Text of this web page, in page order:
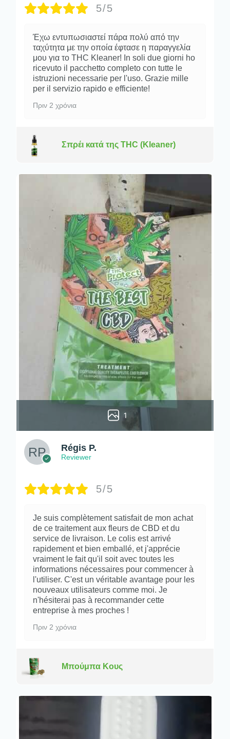
5/5
Έχω εντυπωσιαστεί πάρα πολύ από την
ταχύτητα με την οποία έφτασε η παραγγελία
μου για το THC Kleaner! In soli due giorni ho
ricevuto il pacchetto completo con tutte le
istruzioni necessarie per l'uso. Grazie mille
per il servizio rapido e efficiente!
Πριν 2 χρόνια
Σπρέι κατά της THC (Kleaner)
1
Régis P.
Reviewer
5/5
Je suis complètement satisfait de mon achat
de ce traitement aux fleurs de CBD et du
service de livraison. Le colis est arrivé
rapidement et bien emballé, et j'apprécie
vraiment le fait qu'il soit avec toutes les
informations nécessaires pour commencer à
l'utiliser. C'est un véritable avantage pour les
nouveaux utilisateurs comme moi. Je
n'hésiterai pas à recommander cette
entreprise à mes proches !
Πριν 2 χρόνια
Μπούμπα Κους